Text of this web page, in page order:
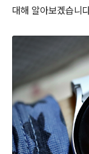
대해 알아보겠습니